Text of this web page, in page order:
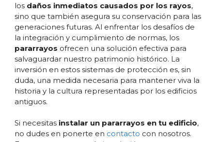
los daños inmediatos causados por los rayos,
sino que también asegura su conservación para las
generaciones futuras. Al enfrentar los desafíos de
la integración y cumplimiento de normas, los
pararrayos ofrecen una solución efectiva para
salvaguardar nuestro patrimonio histórico. La
inversión en estos sistemas de protección es, sin
duda, una medida necesaria para mantener viva la
historia y la cultura representadas por los edificios
antiguos.
Si necesitas instalar un pararrayos en tu edificio,
no dudes en ponerte en contacto con nosotros.